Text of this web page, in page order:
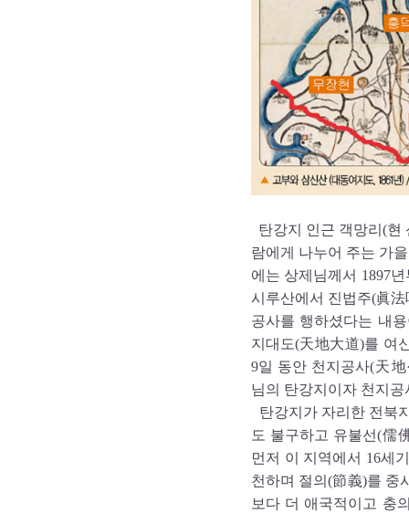
탄강지 인근 객망리(현
람에게 나누어 주는 가
에는 상제님께서 1897
시루산에서 진법주(眞
공사를 행하셨다는 내
지대도(天地大道)를 여
9일 동안 천지공사(天
님의 탄강지이자 천지
탄강지가 자리한 전북
도 불구하고 유불선(儒
먼저 이 지역에서 16세
천하며 절의(節義)를 중
보다 더 애국적이고 충